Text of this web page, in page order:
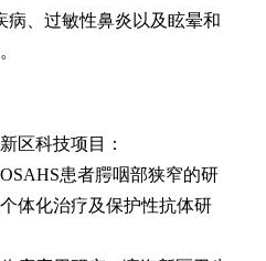
病、过敏性鼻炎以及眩晕和
科技项目：
患者腭咽部狭窄的研
体化治疗及保护性抗体研